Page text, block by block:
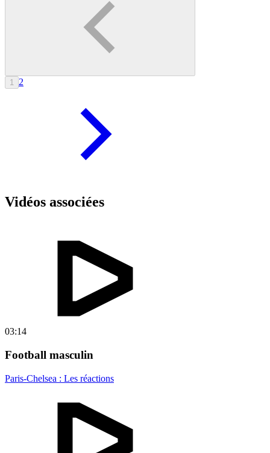
1 2
Vidéos associées
03:14
Football masculin
Paris-Chelsea : Les réactions